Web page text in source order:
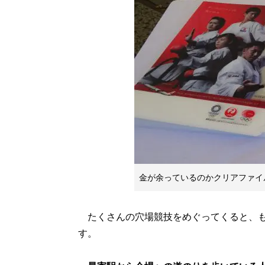
金が余っているのかクリアファ
たくさんの穴場競技をめぐってくると、
す。